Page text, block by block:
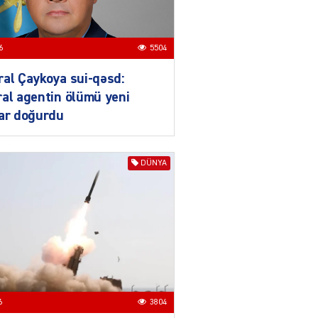
04.08.2026
04.08.2026
Müharibə Rusiyanın belini
bükür
4010
məşhur aktrisanın yeni
qazanc mənbəyi ortaya
çıxdı
04.08.2026 2176
5504
Çaykoya sui-qəsd:
agentin ölümü yeni
doğurdu
DÜNYA
3804